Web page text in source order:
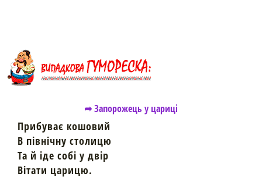
➦ Запорожець у цариці
Прибуває кошовий
В північну столицю
Та й іде собі у двір
Вітати царицю.